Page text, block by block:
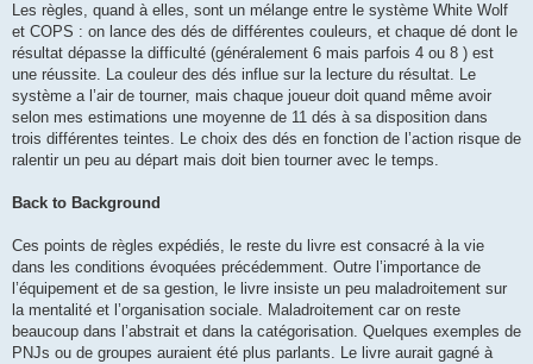
Les règles, quand à elles, sont un mélange entre le système White Wolf
et COPS : on lance des dés de différentes couleurs, et chaque dé dont le
résultat dépasse la difficulté (généralement 6 mais parfois 4 ou 8 ) est
une réussite. La couleur des dés influe sur la lecture du résultat. Le
système a l’air de tourner, mais chaque joueur doit quand même avoir
selon mes estimations une moyenne de 11 dés à sa disposition dans
trois différentes teintes. Le choix des dés en fonction de l’action risque de
ralentir un peu au départ mais doit bien tourner avec le temps.
Back to Background
Ces points de règles expédiés, le reste du livre est consacré à la vie
dans les conditions évoquées précédemment. Outre l’importance de
l’équipement et de sa gestion, le livre insiste un peu maladroitement sur
la mentalité et l’organisation sociale. Maladroitement car on reste
beaucoup dans l’abstrait et dans la catégorisation. Quelques exemples de
PNJs ou de groupes auraient été plus parlants. Le livre aurait gagné à